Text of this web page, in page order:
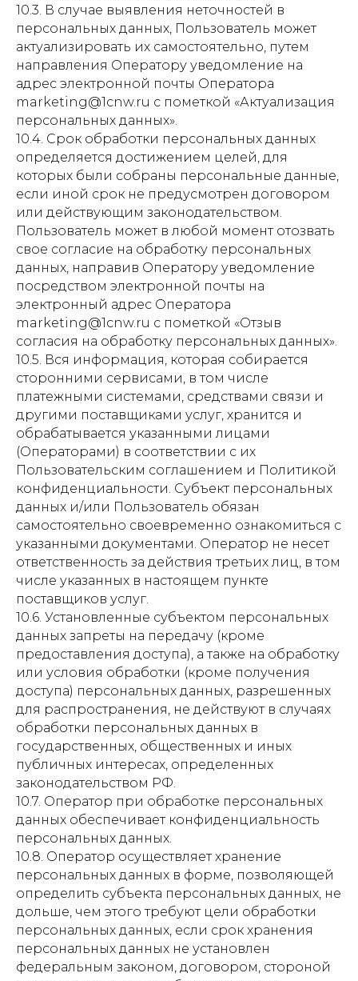
10.3. В случае выявления неточностей в
персональных данных, Пользователь может
актуализировать их самостоятельно, путем
направления Оператору уведомление на
адрес электронной почты Оператора
marketing@1cnw.ru с пометкой «Актуализация
персональных данных».
10.4. Срок обработки персональных данных
определяется достижением целей, для
которых были собраны персональные данные,
если иной срок не предусмотрен договором
или действующим законодательством.
Пользователь может в любой момент отозвать
свое согласие на обработку персональных
данных, направив Оператору уведомление
посредством электронной почты на
электронный адрес Оператора
marketing@1cnw.ru с пометкой «Отзыв
согласия на обработку персональных данных».
10.5. Вся информация, которая собирается
сторонними сервисами, в том числе
платежными системами, средствами связи и
другими поставщиками услуг, хранится и
обрабатывается указанными лицами
(Операторами) в соответствии с их
Пользовательским соглашением и Политикой
конфиденциальности. Субъект персональных
данных и/или Пользователь обязан
самостоятельно своевременно ознакомиться с
указанными документами. Оператор не несет
ответственность за действия третьих лиц, в том
числе указанных в настоящем пункте
поставщиков услуг.
10.6. Установленные субъектом персональных
данных запреты на передачу (кроме
предоставления доступа), а также на обработку
или условия обработки (кроме получения
доступа) персональных данных, разрешенных
для распространения, не действуют в случаях
обработки персональных данных в
государственных, общественных и иных
публичных интересах, определенных
законодательством РФ.
10.7. Оператор при обработке персональных
данных обеспечивает конфиденциальность
персональных данных.
10.8. Оператор осуществляет хранение
персональных данных в форме, позволяющей
определить субъекта персональных данных, не
дольше, чем этого требуют цели обработки
персональных данных, если срок хранения
персональных данных не установлен
федеральным законом, договором, стороной